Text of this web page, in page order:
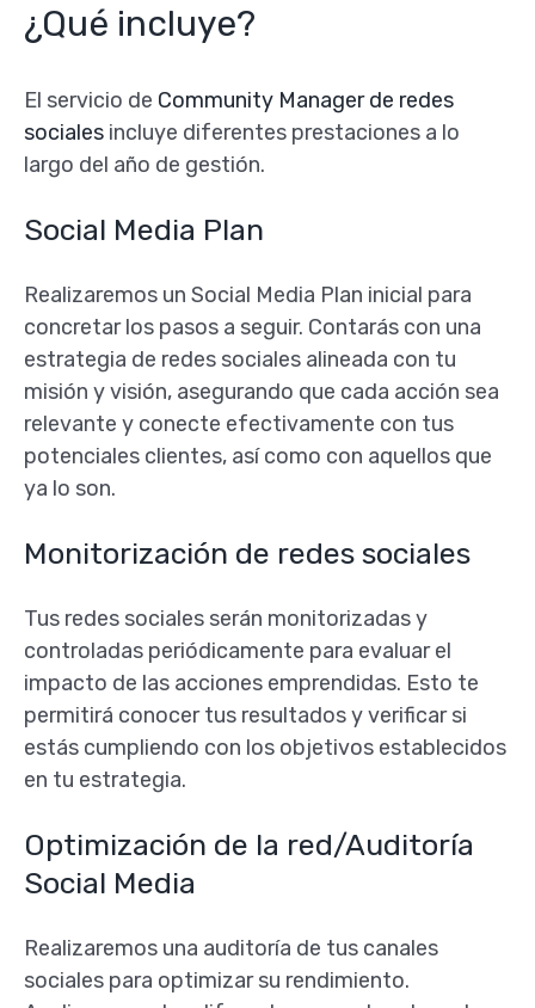
¿Qué incluye?
El servicio de Community Manager de redes
sociales incluye diferentes prestaciones a lo
largo del año de gestión.
Social Media Plan
Realizaremos un Social Media Plan inicial para
concretar los pasos a seguir. Contarás con una
estrategia de redes sociales alineada con tu
misión y visión, asegurando que cada acción sea
relevante y conecte efectivamente con tus
potenciales clientes, así como con aquellos que
ya lo son.
Monitorización de redes sociales
Tus redes sociales serán monitorizadas y
controladas periódicamente para evaluar el
impacto de las acciones emprendidas. Esto te
permitirá conocer tus resultados y verificar si
estás cumpliendo con los objetivos establecidos
en tu estrategia.
Optimización de la red/Auditoría
Social Media
Realizaremos una auditoría de tus canales
sociales para optimizar su rendimiento.